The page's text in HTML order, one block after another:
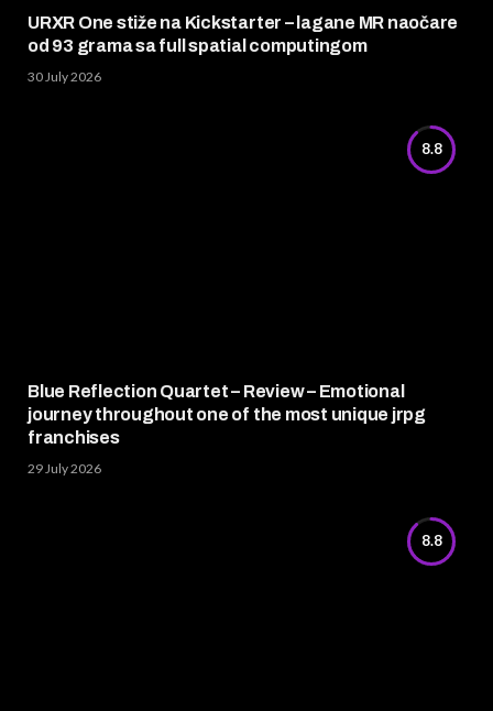
URXR One stiže na Kickstarter – lagane MR naočare
od 93 grama sa full spatial computingom
30 July 2026
8.8
Blue Reflection Quartet – Review – Emotional
journey throughout one of the most unique jrpg
franchises
29 July 2026
8.8